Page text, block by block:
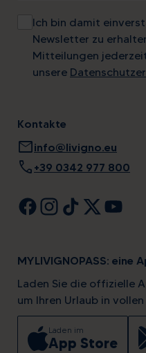
Ich bin damit
Newsletter zu
Mitteilungen
unsere
Kontakte
mailinfo@livigno.eu
call +39 0342 977 800
MYLIVIGNOPASS: eine
Laden Sie die offizielle
um Ihren Urlaub in
Laden im
App Store